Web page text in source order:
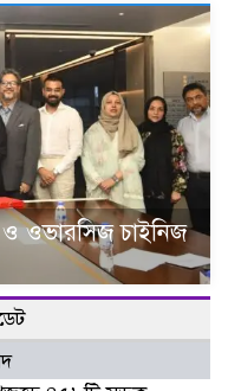
ওভারসিজ চাইনিজ